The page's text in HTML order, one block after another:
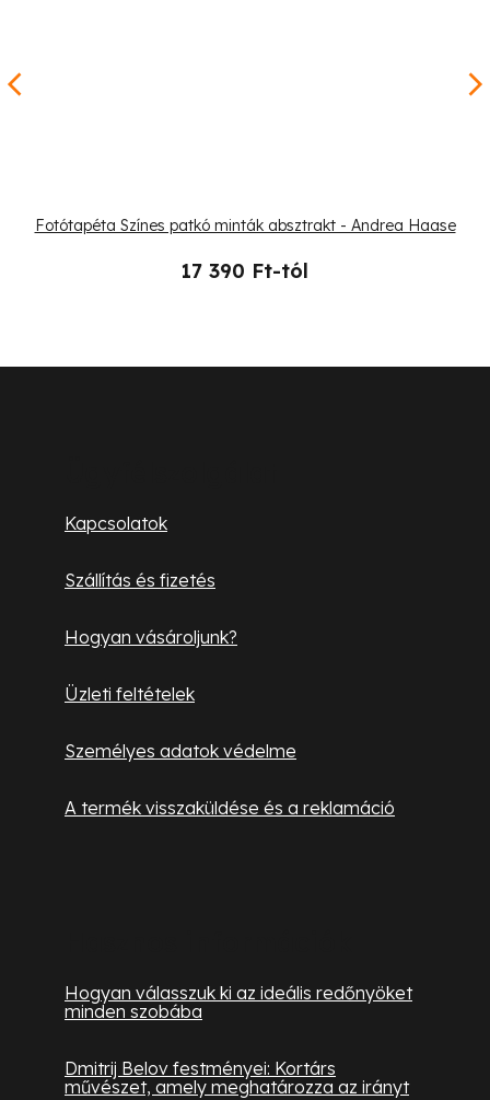
Fotótapéta Színes patkó minták absztrakt - Andrea Haase
17 390 Ft-tól
Kapcsolatok
Szállítás és fizetés
Hogyan vásároljunk?
Üzleti feltételek
Személyes adatok védelme
A termék visszaküldése és a reklamáció
Hogyan válasszuk ki az ideális redőnyöket
minden szobába
Dmitrij Belov festményei: Kortárs
művészet, amely meghatározza az irányt